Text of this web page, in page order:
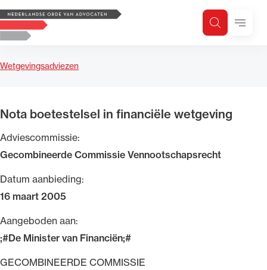
Logo, to the homepage
ZoekenMenu
Wetgevingsadviezen
Nota boetestelsel in financiële wetgeving
Adviescommissie:
Gecombineerde Commissie Vennootschapsrecht
Datum aanbieding:
16 maart 2005
Aangeboden aan:
;#De Minister van Financiën;#
GECOMBINEERDE COMMISSIE
Zoeken
Zoek op trefwoord